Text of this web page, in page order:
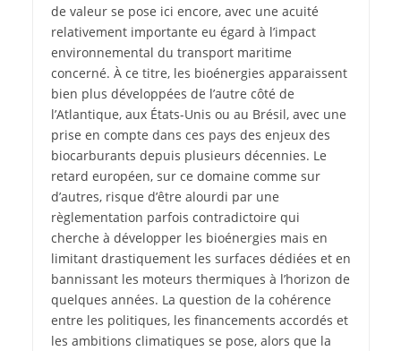
de valeur se pose ici encore, avec une acuité
relativement importante eu égard à l’impact
environnemental du transport maritime
concerné. À ce titre, les bioénergies apparaissent
bien plus développées de l’autre côté de
l’Atlantique, aux États-Unis ou au Brésil, avec une
prise en compte dans ces pays des enjeux des
biocarburants depuis plusieurs décennies. Le
retard européen, sur ce domaine comme sur
d’autres, risque d’être alourdi par une
règlementation parfois contradictoire qui
cherche à développer les bioénergies mais en
limitant drastiquement les surfaces dédiées et en
bannissant les moteurs thermiques à l’horizon de
quelques années. La question de la cohérence
entre les politiques, les financements accordés et
les ambitions climatiques se pose, alors que la